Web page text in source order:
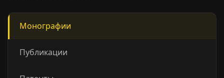
Монографии
Публикации